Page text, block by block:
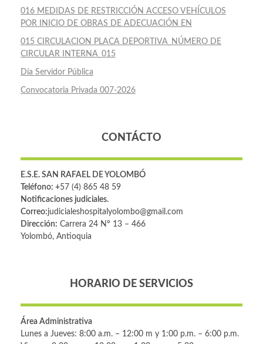
016 MEDIDAS DE RESTRICCIÓN ACCESO VEHÍCULOS
POR INICIO DE OBRAS DE ADECUACIÓN EN
015 CIRCULACION PLACA DEPORTIVA_NÚMERO DE
CIRCULAR INTERNA_015
Día Servidor Pública
Convocatoria Privada 007-2026
CONTÁCTO
E.S.E. SAN RAFAEL DE YOLOMBÓ
Teléfono: +57 (4) 865 48 59
Notificaciones judiciales.
Correo:judicialeshospitalyolombo@gmail.com
Dirección: Carrera 24 Nº 13 – 466
Yolombó, Antioquia
HORARIO DE SERVICIOS
Área Administrativa
Lunes a Jueves: 8:00 a.m. – 12:00 m y 1:00 p.m. – 6:00 p.m.